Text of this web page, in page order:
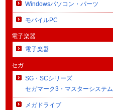
Windowsパソコン・パーツ
モバイルPC
電子楽器
電子楽器
セガ
SG・SCシリーズ
セガマーク3・マスターシステム
メガドライブ